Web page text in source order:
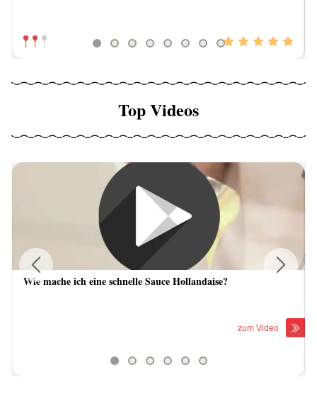
Top Videos
Wie mache ich eine schnelle Sauce Hollandaise?
zum Video
Previous